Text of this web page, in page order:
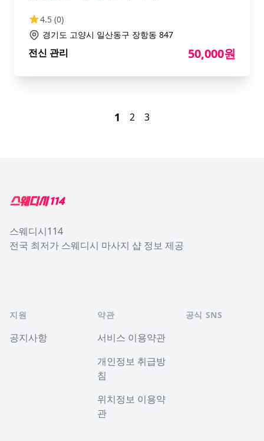
4.5 (0)
경기도 고양시 일산동구 장항동 847
전신 관리 50,000원
1 2 3
스웨디시114
전국 최저가 스웨디시 마사지 샵 정보 제공
지원
공지사항
약관
서비스 이용약관
개인정보 취급방
침
위치정보 이용약
관
공식 SNS